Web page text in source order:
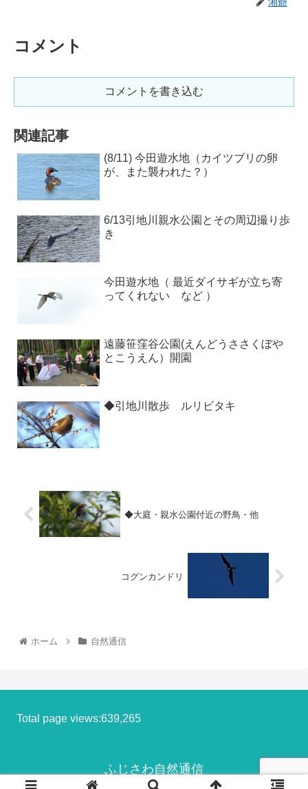
コメント
コメントを書き込む
関連記事
(8/11) 今田遊水地（カイツブリの卵
が、また襲われた？）
6/13引地川親水公園とその周辺撮り歩
き
今田遊水地（ 最近ダイサギが立ち寄
ってくれない など ）
遠藤笹窪谷公園(えんどうささくぼや
とこうえん）開園
◆引地川散歩 ルリビタキ
◆大庭・親水公園付近の野鳥・他
コグンカンドリ
ホーム 自然通信
Total page views:639,265
ふじさわ自然通信